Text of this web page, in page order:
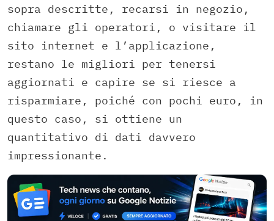
sopra descritte, recarsi in negozio,
chiamare gli operatori, o visitare il
sito internet e l’applicazione,
restano le migliori per tenersi
aggiornati e capire se si riesce a
risparmiare, poiché con pochi euro, in
questo caso, si ottiene un
quantitativo di dati davvero
impressionante.